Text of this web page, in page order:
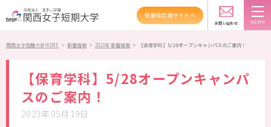
受験生応援サイトへ
お問い合わせ
スクールバス アクセス 資料請求
学科紹介
新着情報
TOPICS
関西女子短期大学HOME > 新着情報 > 2023年 新着情報 > 【保育学科】5/28オープンキャンパスのご案内！
【保育学科】5/28オープンキャンパ
スのご案内！
2023年05月19日